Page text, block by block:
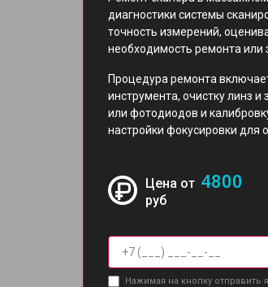
диагностики системы
точность измерений,
необходимость ремонта
Процедура ремонта
инструмента, очистку линз
или фотодиодов и
настройки фокусировки для
Цена от 4800
руб
Нажимая на кнопку отправить